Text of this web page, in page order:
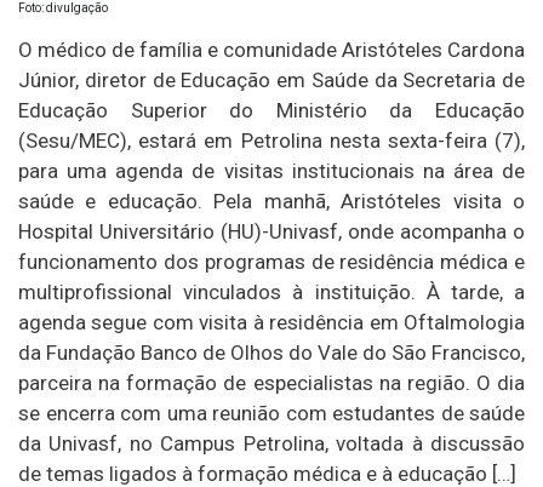
Foto: divulgação
O médico de família e comunidade Aristóteles Cardona
Júnior, diretor de Educação em Saúde da Secretaria de
Educação Superior do Ministério da Educação
(Sesu/MEC), estará em Petrolina nesta sexta-feira (7),
para uma agenda de visitas institucionais na área de
saúde e educação. Pela manhã, Aristóteles visita o
Hospital Universitário (HU)-Univasf, onde acompanha o
funcionamento dos programas de residência médica e
multiprofissional vinculados à instituição. À tarde, a
agenda segue com visita à residência em Oftalmologia
da Fundação Banco de Olhos do Vale do São Francisco,
parceira na formação de especialistas na região. O dia
se encerra com uma reunião com estudantes de saúde
da Univasf, no Campus Petrolina, voltada à discussão
de temas ligados à formação médica e à educação […]